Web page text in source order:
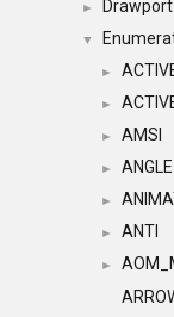
► Drawport
▼
►
►
► AMSI
► ANGLE
►
► ANTI
►